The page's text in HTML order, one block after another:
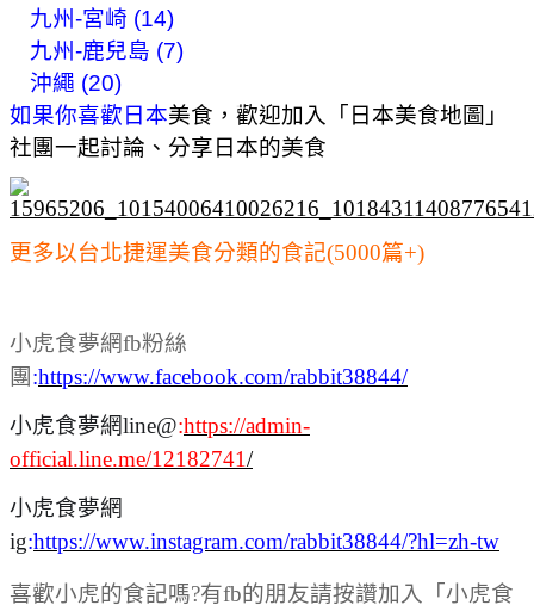
九州-宮崎 (14)
九州-鹿兒島 (7)
沖繩 (20)
如果你喜歡日本美食，歡迎加入「日本美食地圖」
社團一起討論、分享日本的美食
更多以台北捷運美食分類的食記(5000篇+)
小虎食夢網fb粉絲
團 :https://www.facebook.com/rabbit38844/
小虎食夢網line@:https://admin-
official.line.me/12182741/
小虎食夢網
ig:https://www.instagram.com/rabbit38844/?hl=zh-tw
喜歡小虎的食記嗎?有fb的朋友請按讚加入「小虎食